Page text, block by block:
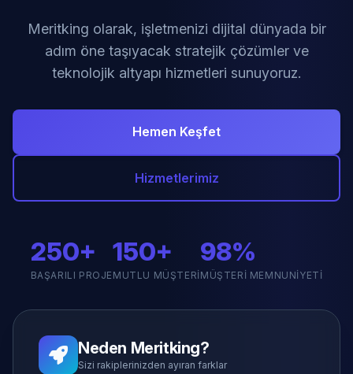
Meritking olarak, işletmenizi dijital dünyada bir
adım öne taşıyacak stratejik çözümler ve
teknolojik altyapı hizmetleri sunuyoruz.
Hemen Keşfet
Hizmetlerimiz
250+
BAŞARILI PROJE
150+
MUTLU MÜŞTERI
98%
MÜŞTERI MEMNUNIYETI
Neden Meritking?
Sizi rakiplerinizden ayıran farklar